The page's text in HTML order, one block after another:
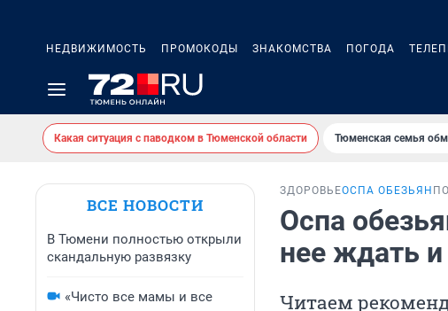
НЕДВИЖИМОСТЬ ПРОМОКОДЫ ЗНАКОМСТВА ПОГОДА
Какая ситуация с паводком в Тюменской области Тюменская семья
ВСЕ НОВОСТИ
В Тюмени полностью открыли
скандальную развязку
«Чисто все мамы и все
ЗДОРОВЬЕОСПА ОБЕЗЬЯН
Оспа
нее ждать
Читаем